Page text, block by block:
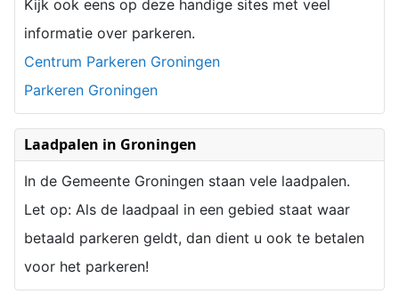
Kijk ook eens op deze handige sites met veel
informatie over parkeren.
Centrum Parkeren Groningen
Parkeren Groningen
Laadpalen in Groningen
In de Gemeente Groningen staan vele laadpalen.
Let op: Als de laadpaal in een gebied staat waar
betaald parkeren geldt, dan dient u ook te betalen
voor het parkeren!